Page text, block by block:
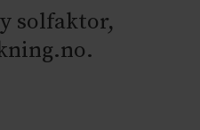
solfaktor,